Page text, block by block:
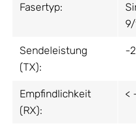
Fasertyp:
Sendeleistung
(TX):
-
Empfindlichkeit
(RX):
<